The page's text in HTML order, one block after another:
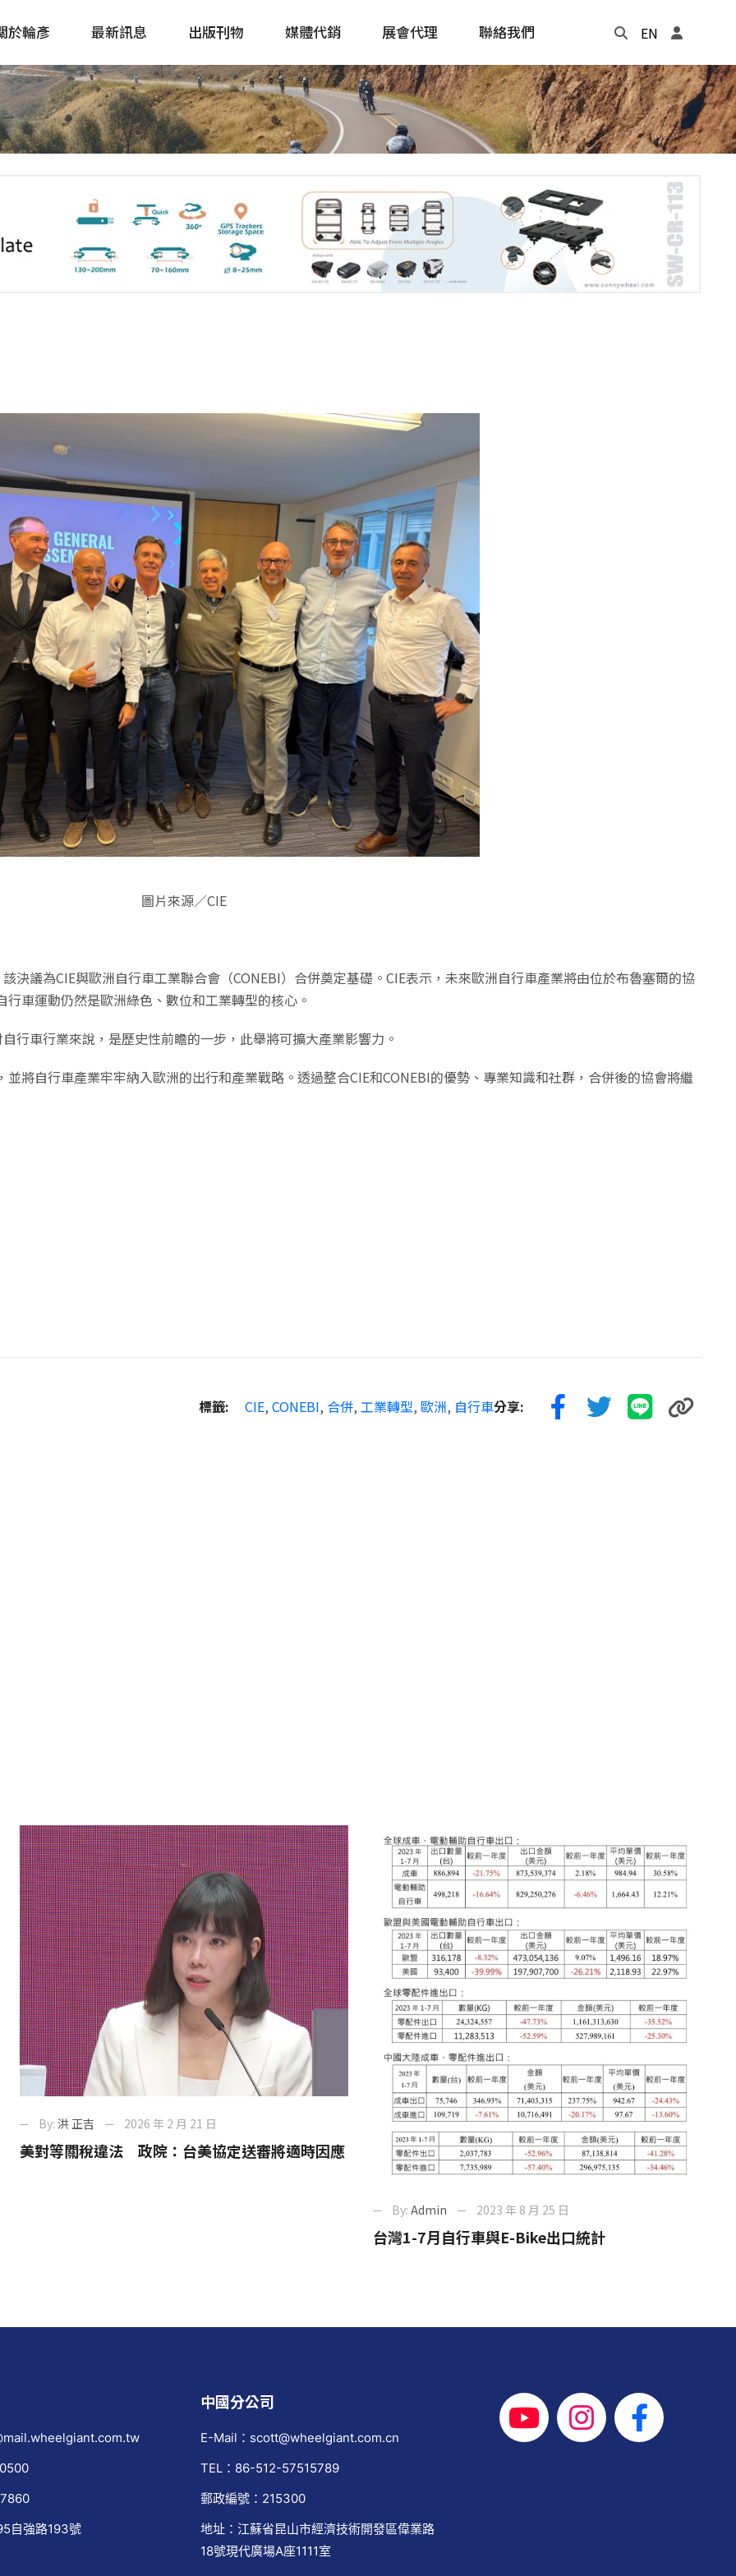
於輪彥 最新訊息 出版刊物
自行車&電動車市場快訊
Update
單車誌 Cycling Update
戶外探索 Outside
主題書籍
年度記事本
媒體代銷 展會代理 聯絡我們 EN
圖片來源／CIE
決議為CIE與歐洲自行車工業聯合會（CONEBI）合併奠定基礎。CIE表示，未來歐洲自行車產業將由位於布魯塞爾的協
車運動仍然是歐洲綠色、數位和工業轉型的核心。
車行業來說，是歷史性前瞻的一步，此舉將可擴大產業影響力。
將自行車產業牢牢納入歐洲的出行和產業戰略。透過整合CIE和CONEBI的優勢、專業知識和社群，合併後的協會將繼
標籤: CIE, CONEBI, 合併, 工業轉型, 歐洲, 自行車分享:
By: 洪 正吉 2026 年 2 月 21 日
美對等關稅違法 政院：台美協定送審將適時因應
By: Admin 2023 年 8 月 25 日
台灣1-7月自行車與E-Bike出口統計
自強路193號
中國分公司
E-Mail：scott@wheelgiant.com.cn
TEL：86-512-57515789
郵政編號：215300
地址：江蘇省昆山市經濟技術開發區偉業路
18號現代廣場A座1111室